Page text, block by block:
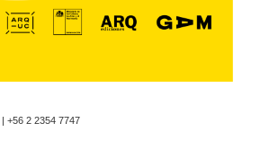
| +56 2 2354 7747